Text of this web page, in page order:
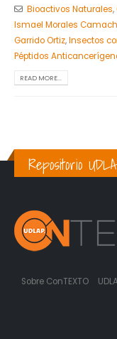
Bioactivos Naturales,
Ismael Morales
Garrido Ortiz,Insectos
Péptidos
READ MORE...
Repositorio
Sobre ConTEXTO